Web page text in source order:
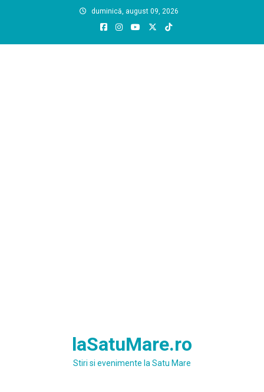
duminică, august 09, 2026
laSatuMare.ro
Stiri si evenimente la Satu Mare